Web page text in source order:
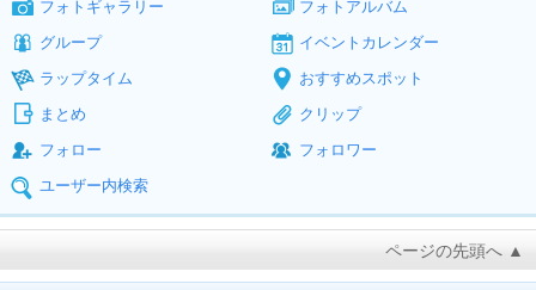
フォトギャラリー
フォトアルバム
グループ
イベントカレンダー
ラップタイム
おすすめスポット
まとめ
クリップ
フォロー
フォロワー
ユーザー内検索
ページの先頭へ ▲